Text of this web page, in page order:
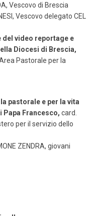
Vescovo di Brescia
Vescovo delegato CEL
del video reportage e
Diocesi di Brescia,
Pastorale per la
pastorale e per la vita
Francesco, card.
per il servizio dello
ZENDRA, giovani